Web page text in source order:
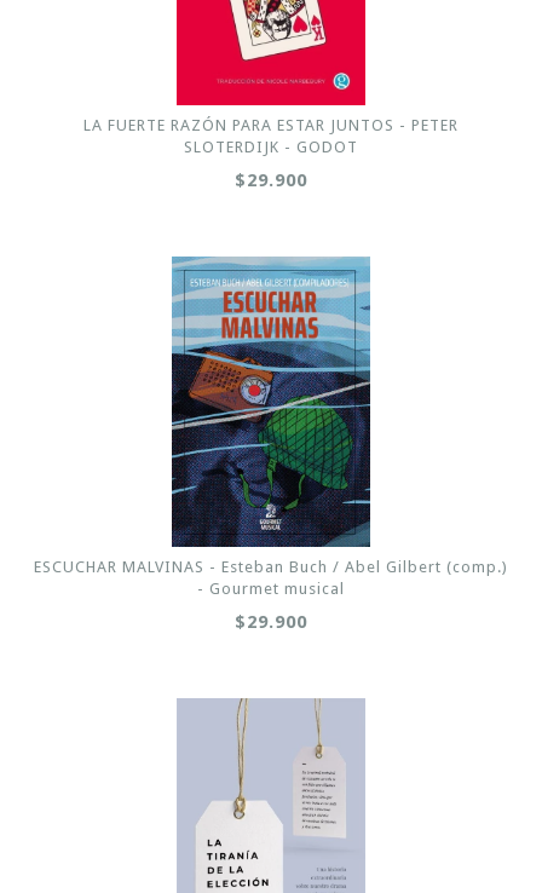
LA FUERTE RAZÓN PARA ESTAR JUNTOS - PETER
SLOTERDIJK - GODOT
$29.900
ESCUCHAR MALVINAS - Esteban Buch / Abel Gilbert (comp.)
- Gourmet musical
$29.900